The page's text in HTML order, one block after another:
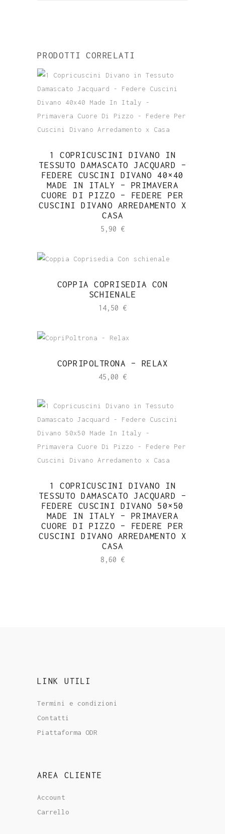
Cuore
Di
-
Per
Cuscini
Divano
x
PRODOTTI CORRELATI
1 COPRICUSCINI DIVANO IN
TESSUTO DAMASCATO JACQUARD –
FEDERE CUSCINI DIVANO 40×40
MADE IN ITALY – PRIMAVERA
CUORE DI PIZZO – FEDERE PER
CUSCINI DIVANO ARREDAMENTO X
CASA
5,90 €
COPPIA COPRISEDIA CON
SCHIENALE
14,50 €
COPRIPOLTRONA – RELAX
45,00 €
1 COPRICUSCINI DIVANO IN
TESSUTO DAMASCATO JACQUARD –
FEDERE CUSCINI DIVANO 50×50
MADE IN ITALY – PRIMAVERA
CUORE DI PIZZO – FEDERE PER
CUSCINI DIVANO ARREDAMENTO X
CASA
8,60 €
LINK UTILI
Termini e condizioni
Contatti
Piattaforma ODR
AREA CLIENTE
Account
Carrello